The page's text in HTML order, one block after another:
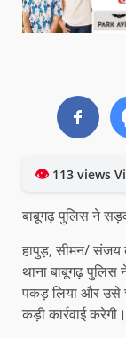
👁113 views
बाबूगढ़ पुलिस ने
हापुड़, सीमन/
थाना बाबूगढ़
पकड़ लिया और उसे
कड़ी कार्रवाई करेगी।